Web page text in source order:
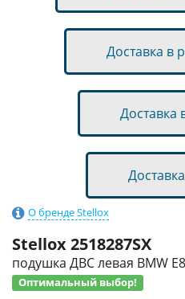
Доставка в
Доставка
О бренде Stellox
Stellox2518287SX
подушка ДВС левая BMW
Оптимальный выбор!